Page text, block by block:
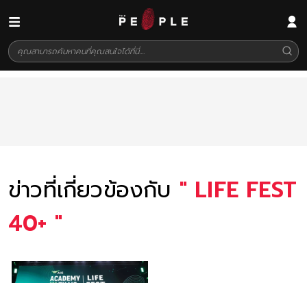
ข่าวที่เกี่ยวข้องกับ " LIFE FEST
40+ "